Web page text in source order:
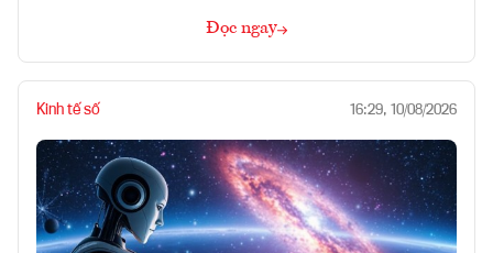
Đọc ngay
Kinh tế số 16:29, 10/08/2026